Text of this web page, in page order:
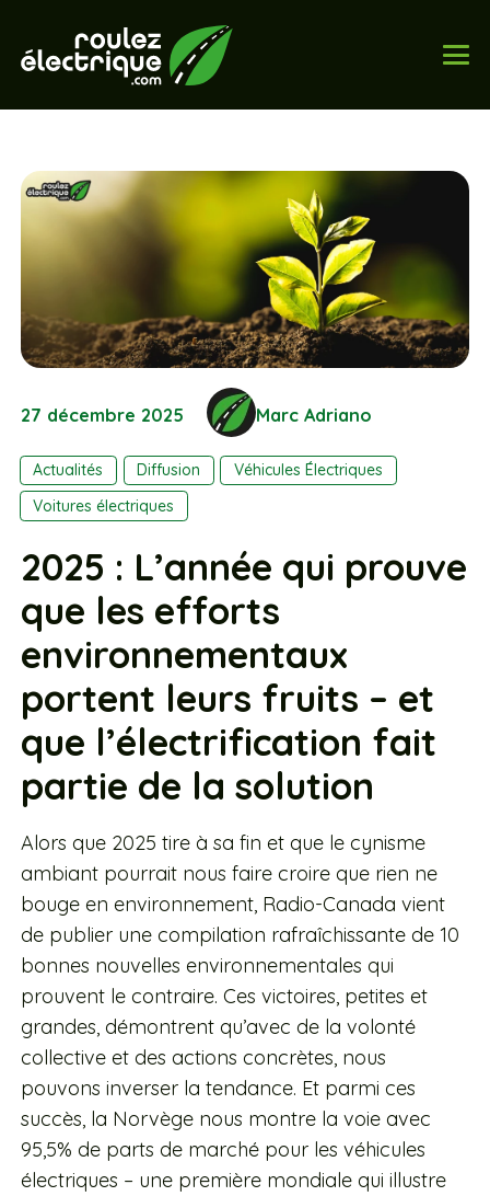
27 décembre 2025 Marc Adriano
Actualités Diffusion
Véhicules Électriques
Voitures électriques
2025 : L’année qui prouve
que les efforts
environnementaux
portent leurs fruits – et
que l’électrification fait
partie de la solution
Alors que 2025 tire à sa fin et que le cynisme
ambiant pourrait nous faire croire que rien ne
bouge en environnement, Radio-Canada vient
de publier une compilation rafraîchissante de 10
bonnes nouvelles environnementales qui
prouvent le contraire. Ces victoires, petites et
grandes, démontrent qu’avec de la volonté
collective et des actions concrètes, nous
pouvons inverser la tendance. Et parmi ces
succès, la Norvège nous montre la voie avec
95,5% de parts de marché pour les véhicules
électriques – une première mondiale qui illustre